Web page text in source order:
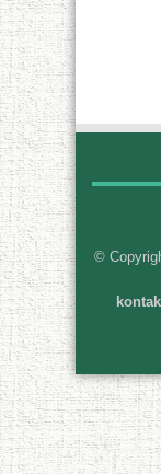
©